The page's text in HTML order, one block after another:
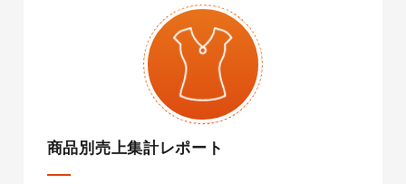
商品別売上集計レポート